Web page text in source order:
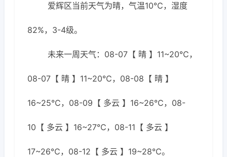
爱辉区当前天气为晴，气温10℃，湿度
82%，3-4级。
未来一周天气：08-07【 晴 】11~20℃，
08-07【 晴 】11~20℃，08-08【 晴 】
16~25℃，08-09【 多云 】16~26℃，08-
10【 多云 】16~27℃，08-11【 多云 】
17~26℃，08-12【 多云 】19~28℃。